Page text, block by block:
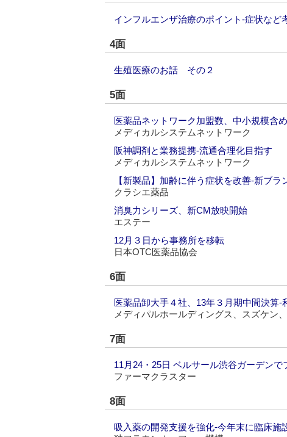
インフルエンザ治療のポイント‐症状など
4面
生殖医療のお話 その２
5面
医薬品ネットワーク加盟数、中小規模含
メディカルシステムネットワーク
阪神調剤と業務提携‐流通合理化目指す
メディカルシステムネットワーク
【新製品】加齢に伴う症状を改善‐新ブラ
クラシエ薬品
消臭力シリーズ、新CM放映開始
エステー
12月３日から事務所を移転
日本OTC医薬品協会
6面
医薬品卸大手４社、13年３月期中間決算
メディパルホールディングス、スズケン
7面
11月24・25日 ベルサール渋谷ガーデン
ファーマクラスター
8面
吸入薬の開発支援を強化‐今年末に臨床施